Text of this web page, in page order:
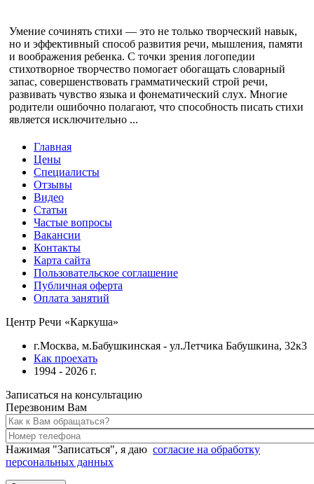
Умение сочинять стихи — это не только творческий навык,
но и эффективный способ развития речи, мышления, памяти
и воображения ребенка. С точки зрения логопедии
стихотворное творчество помогает обогащать словарный
запас, совершенствовать грамматический строй речи,
развивать чувство языка и фонематический слух. Многие
родители ошибочно полагают, что способность писать стихи
является исключительно ...
Главная
Цены
Специалисты
Отзывы
Видео
Статьи
Частые вопросы
Вакансии
Контакты
Карта сайта
Пользовательское соглашение
Публичная оферта
Оплата занятий
Центр Речи «Каркуша»
г.Москва, м.Бабушкинская - ул.Летчика Бабушкина, 32к3
Как проехать
1994 - 2026 г.
Записаться на консультацию
Перезвоним Вам
Нажимая "Записаться", я даю согласие на обработку
персональных данных